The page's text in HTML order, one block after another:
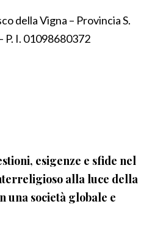
della Vigna – Provincia S.
I. 01098680372
esigenze e sfide nel
alla luce della
una società globale e